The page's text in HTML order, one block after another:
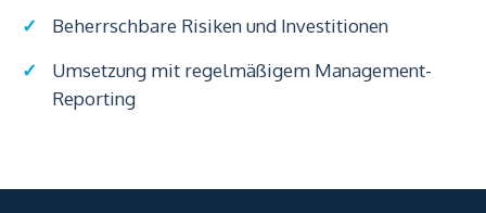
Beherrschbare Risiken und Investitionen
Umsetzung mit regelmäßigem Management-
Reporting